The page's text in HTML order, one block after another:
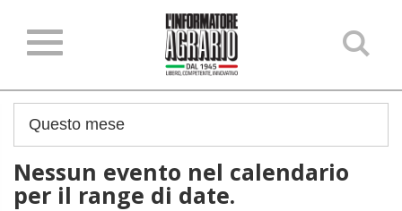
Nessun evento nel calendario
per il range di date.